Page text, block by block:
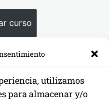
utilizamos
para almacenar y/o
curso en la
alimentos
de materias primas